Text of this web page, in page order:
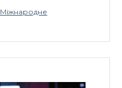
Міжнародне